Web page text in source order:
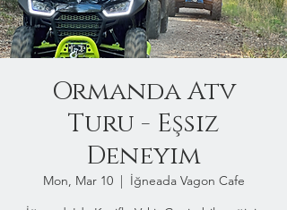
Ormanda Atv
Turu - Eşsiz
Deneyim
Mon, Mar 10
  |
İğneada Vagon Cafe